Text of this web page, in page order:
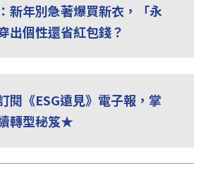
新年別急著爆買新衣，「永
出個性還省紅包錢？
閱《ESG遠見》電子報，掌
轉型秘笈★